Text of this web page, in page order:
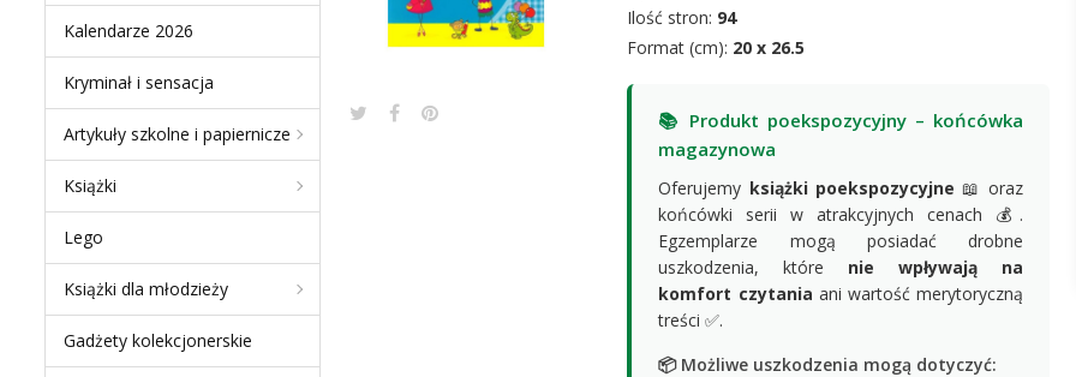
Kalendarze 2026
Kryminał i sensacja
Artykuły szkolne i papiernicze
Książki
Lego
Książki dla młodzieży
Gadżety kolekcjonerskie
NEW PRODUCTS
CZTERNAŚCIE WIEKÓW
WOJNY MIĘDZY ISLAMEM
A...
-60 %
Ilość stron: 94
Format (cm): 20 x 26.5
📚 Produkt poekspozycyjny – końcówka
magazynowa
Oferujemy książki poekspozycyjne 📖 oraz
końcówki serii w atrakcyjnych cenach 💰.
Egzemplarze mogą posiadać drobne
uszkodzenia, które nie wpływają na
komfort czytania ani wartość merytoryczną
treści ✅.
📦 Możliwe uszkodzenia mogą dotyczyć: